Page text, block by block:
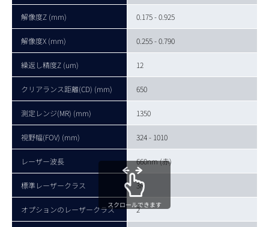
解像度Z (mm) 0.175 - 0.925
解像度X (mm) 0.255 - 0.790
繰返し精度Z (um) 12
クリアランス距離(CD) (mm) 650
測定レンジ(MR) (mm) 1350
視野幅(FOV) (mm) 324 - 1010
レーザー波長 660nm (赤)
標準レーザークラス 3R
オプションのレーザークラス 2
スクロールできます